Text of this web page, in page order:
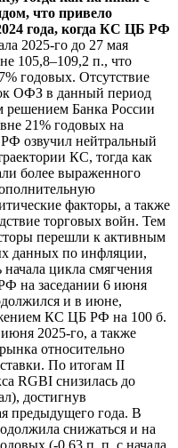
что привело
года, когда КС ЦБ РФ
2025-го до 27 мая
105,8–109,2 п., что
годовых. Отсутствие
ОФЗ в данный период
решением Банка России
21% годовых на
озвучил нейтральный
КС, тогда как
более выраженного
факторы, а также
торговых войн. Тем
перешли к активным
данных по инфляции,
цикла смягчения
на заседании 6 июня
и в июне,
КС ЦБ РФ на 100 б.
2025-го, а также
относительно
По итогам II
RGBI снизилась до
достигнув
предыдущего года. В
снижаться и на
(-0,63 п. п. с начала